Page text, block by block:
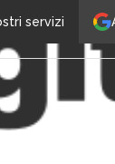
servizi